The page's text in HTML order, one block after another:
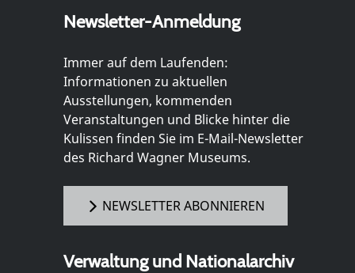
Newsletter-Anmeldung
Immer auf dem Laufenden:
Informationen zu aktuellen
Ausstellungen, kommenden
Veranstaltungen und Blicke hinter die
Kulissen finden Sie im E-Mail-Newsletter
des Richard Wagner Museums.
NEWSLETTER ABONNIEREN
Verwaltung und Nationalarchiv